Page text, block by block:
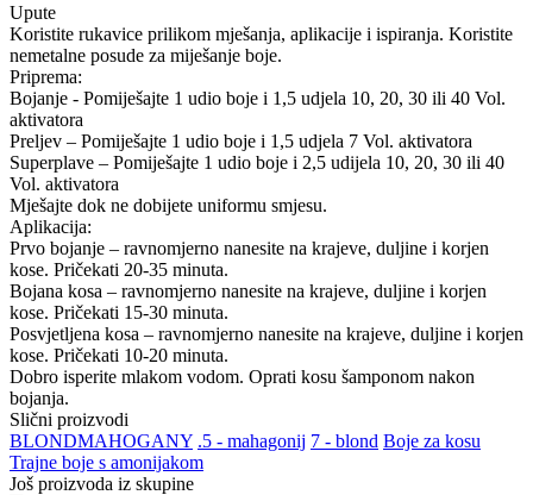
Upute
Koristite rukavice prilikom mješanja, aplikacije i ispiranja. Koristite
nemetalne posude za miješanje boje.
Priprema:
Bojanje - Pomiješajte 1 udio boje i 1,5 udjela 10, 20, 30 ili 40 Vol.
aktivatora
Preljev – Pomiješajte 1 udio boje i 1,5 udjela 7 Vol. aktivatora
Superplave – Pomiješajte 1 udio boje i 2,5 udijela 10, 20, 30 ili 40
Vol. aktivatora
Mješajte dok ne dobijete uniformu smjesu.
Aplikacija:
Prvo bojanje – ravnomjerno nanesite na krajeve, duljine i korjen
kose. Pričekati 20-35 minuta.
Bojana kosa – ravnomjerno nanesite na krajeve, duljine i korjen
kose. Pričekati 15-30 minuta.
Posvjetljena kosa – ravnomjerno nanesite na krajeve, duljine i korjen
kose. Pričekati 10-20 minuta.
Dobro isperite mlakom vodom. Oprati kosu šamponom nakon
bojanja.
Slični proizvodi
BLONDMAHOGANY .5 - mahagonij 7 - blond Boje za kosu
Trajne boje s amonijakom
Još proizvoda iz skupine